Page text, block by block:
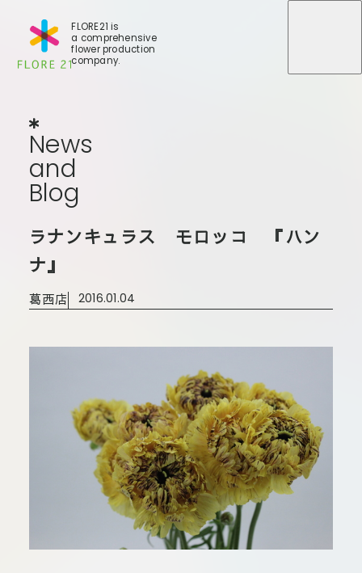
FLORE21 is
a comprehensive
flower production
company.
News
News
and
and
Blog
Blog
ラナンキュラス モロッコ 『ハン
ナ』
葛西店 2016.01.04
大田支店
葛西店
川崎加工部
BLOG
STORY
Gallery
お取引につ
いて
お問い合わ
せ
EN